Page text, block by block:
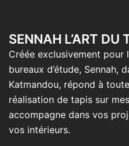
SENNAH L’ART DU
Créée exclusivement pour
bureaux d’étude, Sennah,
Katmandou, répond à
réalisation de tapis sur
accompagne dans vos
vos intérieurs.